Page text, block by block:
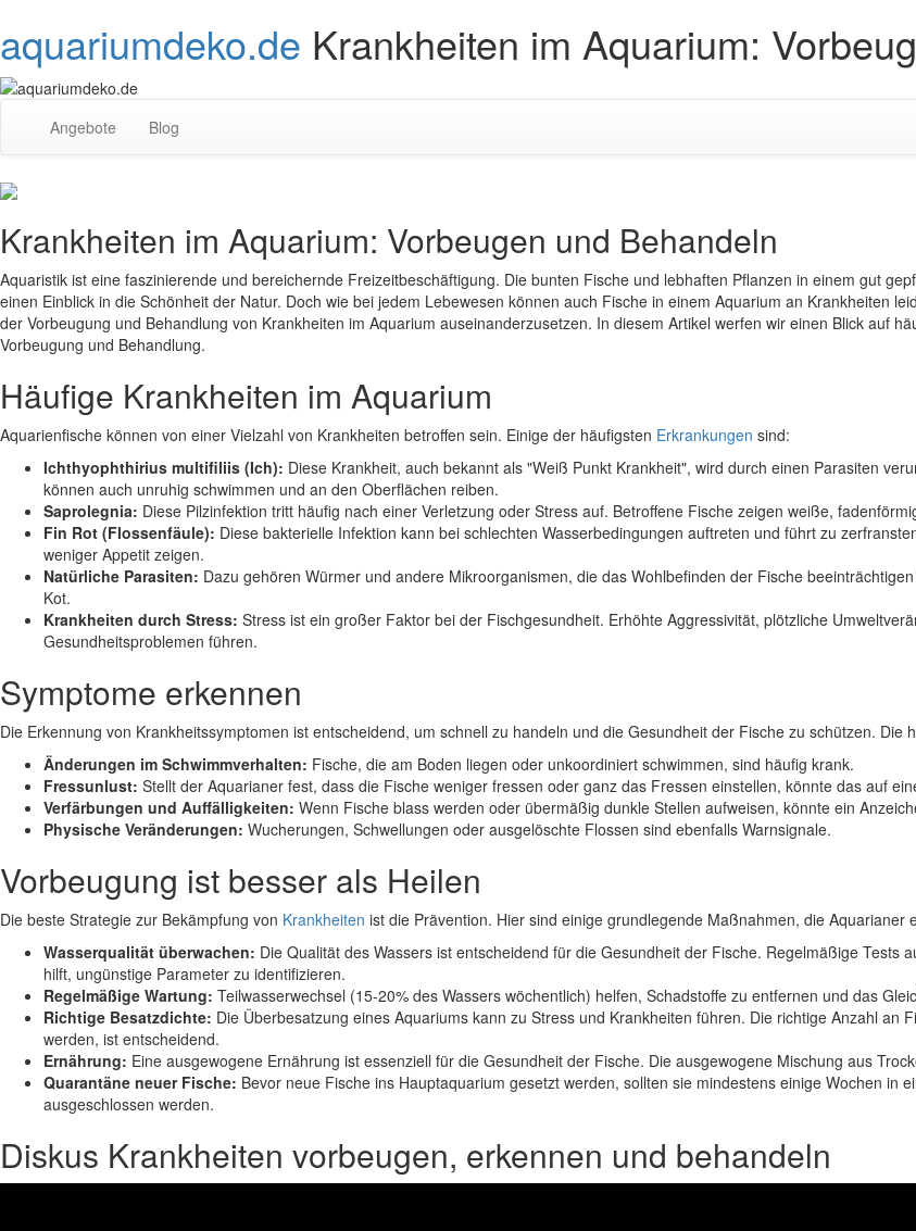
aquariumdeko.de Krankheiten im Aquarium:
Angebote Blog
Krankheiten im Aquarium: Vorbeugen und Behandeln
Aquaristik ist eine faszinierende und bereichernde Freizeitbeschäftigung. Die bunten Fische und lebhaften Pflanzen in einem gut
einen Einblick in die Schönheit der Natur. Doch wie bei jedem Lebewesen können auch Fische in einem Aquarium an Krankheiten
der Vorbeugung und Behandlung von Krankheiten im Aquarium auseinanderzusetzen. In diesem Artikel werfen wir einen Blick auf
Vorbeugung und Behandlung.
Häufige Krankheiten im Aquarium
Aquarienfische können von einer Vielzahl von Krankheiten betroffen sein. Einige der häufigsten Erkrankungen sind:
Ichthyophthirius multifiliis (Ich): Diese Krankheit, auch bekannt als "Weiß Punkt Krankheit", wird durch einen Parasiten
können auch unruhig schwimmen und an den Oberflächen reiben.
Saprolegnia: Diese Pilzinfektion tritt häufig nach einer Verletzung oder Stress auf. Betroffene Fische zeigen weiße,
Fin Rot (Flossenfäule): Diese bakterielle Infektion kann bei schlechten Wasserbedingungen auftreten und führt zu
weniger Appetit zeigen.
Natürliche Parasiten: Dazu gehören Würmer und andere Mikroorganismen, die das Wohlbefinden der Fische
Kot.
Krankheiten durch Stress: Stress ist ein großer Faktor bei der Fischgesundheit. Erhöhte Aggressivität, plötzliche
Gesundheitsproblemen führen.
Symptome erkennen
Die Erkennung von Krankheitssymptomen ist entscheidend, um schnell zu handeln und die Gesundheit der Fische zu schützen. Die
Änderungen im Schwimmverhalten: Fische, die am Boden liegen oder unkoordiniert schwimmen, sind häufig krank.
Fressunlust: Stellt der Aquarianer fest, dass die Fische weniger fressen oder ganz das Fressen einstellen, könnte das auf
Verfärbungen und Auffälligkeiten: Wenn Fische blass werden oder übermäßig dunkle Stellen aufweisen, könnte ein
Physische Veränderungen: Wucherungen, Schwellungen oder ausgelöschte Flossen sind ebenfalls Warnsignale.
Vorbeugung ist besser als Heilen
Die beste Strategie zur Bekämpfung von Krankheiten ist die Prävention. Hier sind einige grundlegende Maßnahmen, die Aquarianer
Wasserqualität überwachen: Die Qualität des Wassers ist entscheidend für die Gesundheit der Fische. Regelmäßige Tests
hilft, ungünstige Parameter zu identifizieren.
Regelmäßige Wartung: Teilwasserwechsel (15-20% des Wassers wöchentlich) helfen, Schadstoffe zu entfernen und das
Richtige Besatzdichte: Die Überbesatzung eines Aquariums kann zu Stress und Krankheiten führen. Die richtige Anzahl
werden, ist entscheidend.
Ernährung: Eine ausgewogene Ernährung ist essenziell für die Gesundheit der Fische. Die ausgewogene Mischung aus
Quarantäne neuer Fische: Bevor neue Fische ins Hauptaquarium gesetzt werden, sollten sie mindestens einige Wochen in
ausgeschlossen werden.
Diskus Krankheiten vorbeugen, erkennen und behandeln